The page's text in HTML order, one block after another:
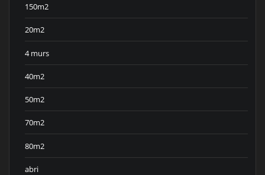
150m2
20m2
4 murs
40m2
50m2
70m2
80m2
abri